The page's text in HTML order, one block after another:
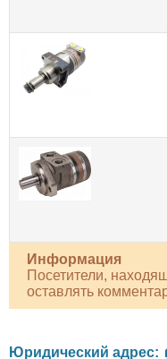
Информация
Посетители,
оставлять
Юридический адрес: